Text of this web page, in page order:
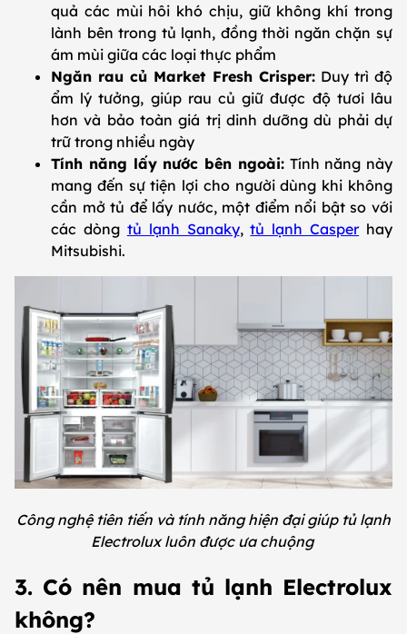
quả các mùi hôi khó chịu, giữ không khí trong
lành bên trong tủ lạnh, đồng thời ngăn chặn sự
ám mùi giữa các loại thực phẩm
Ngăn rau củ Market Fresh Crisper:Duy trì độ
ẩm lý tưởng, giúp rau củ giữ được độ tươi lâu
hơn và bảo toàn giá trị dinh dưỡng dù phải dự
trữ trong nhiều ngày
Tính năng lấy nước bên ngoài:Tính năng này
mang đến sự tiện lợi cho người dùng khi không
cần mở tủ để lấy nước, một điểm nổi bật so với
các dòng tủ lạnh Sanaky,tủ lạnh Casperhay
Mitsubishi.
Công nghệ tiên tiến và tính năng hiện đại giúp tủ lạnh
Electrolux luôn được ưa chuộng
3. Có nên mua tủ lạnh Electrolux
không?